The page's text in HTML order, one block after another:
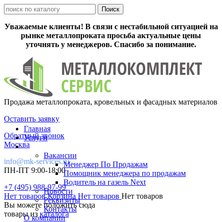
Уважаемые клиенты! В связи с нестабильной ситуацией на
рынке металлопроката просьба актуальные цены
уточнять у менеджеров. Спасибо за понимание.
Продажа металлопроката, кровельных и фасадных материалов
Оставить заявку
Обратный звонок
Москва
info@mk-services.ru
ПН-ПТ 9:00-18:00
+7 (495) 988-97-99
Нет товаровКорзина Нет товаров Нет товаров
Вы можете положить сюда
товары из каталога
Главная
Услуги
Вакансии
Менеджер По Продажам
Помощник менеджера по продажам
Водитель на газель Next
Новости
Реквизиты
Контакты
О компании